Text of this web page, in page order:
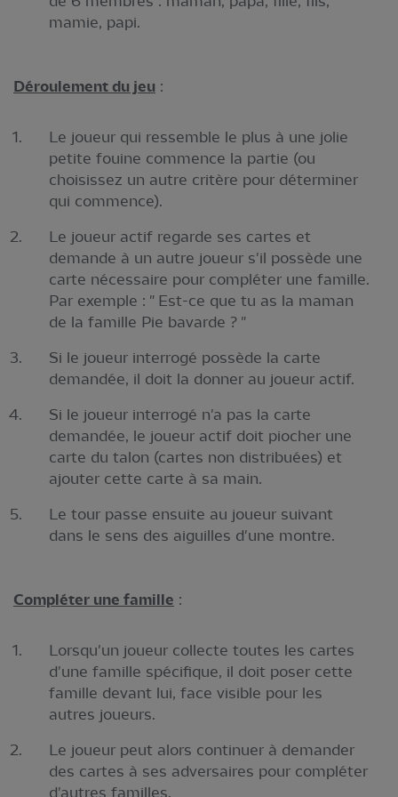
mamie, papi.
Déroulement du jeu :
Le joueur qui ressemble le plus à une jolie
petite fouine commence la partie (ou
choisissez un autre critère pour déterminer
qui commence).
Le joueur actif regarde ses cartes et
demande à un autre joueur s'il possède une
carte nécessaire pour compléter une famille.
Par exemple : " Est-ce que tu as la maman
de la famille Pie bavarde ? "
Si le joueur interrogé possède la carte
demandée, il doit la donner au joueur actif.
Si le joueur interrogé n'a pas la carte
demandée, le joueur actif doit piocher une
carte du talon (cartes non distribuées) et
ajouter cette carte à sa main.
Le tour passe ensuite au joueur suivant
dans le sens des aiguilles d'une montre.
Compléter une famille :
Lorsqu'un joueur collecte toutes les cartes
d'une famille spécifique, il doit poser cette
famille devant lui, face visible pour les
autres joueurs.
Le joueur peut alors continuer à demander
des cartes à ses adversaires pour compléter
d'autres familles.